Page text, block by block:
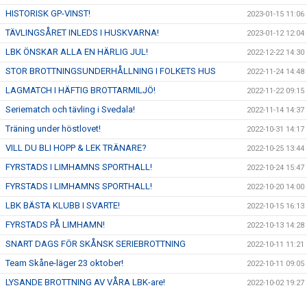
HISTORISK GP-VINST! 2023-01-15 11:06
TÄVLINGSÅRET INLEDS I HUSKVARNA! 2023-01-12 12:04
LBK ÖNSKAR ALLA EN HÄRLIG JUL! 2022-12-22 14:30
STOR BROTTNINGSUNDERHÅLLNING I FOLKETS HUS 2022-11-24 14:48
LAGMATCH I HÄFTIG BROTTARMILJÖ! 2022-11-22 09:15
Seriematch och tävling i Svedala! 2022-11-14 14:37
Träning under höstlovet! 2022-10-31 14:17
VILL DU BLI HOPP & LEK TRÄNARE? 2022-10-25 13:44
FYRSTADS I LIMHAMNS SPORTHALL! 2022-10-24 15:47
FYRSTADS I LIMHAMNS SPORTHALL! 2022-10-20 14:00
LBK BÄSTA KLUBB I SVARTE! 2022-10-15 16:13
FYRSTADS PÅ LIMHAMN! 2022-10-13 14:28
SNART DAGS FÖR SKÅNSK SERIEBROTTNING 2022-10-11 11:21
Team Skåne-läger 23 oktober! 2022-10-11 09:05
LYSANDE BROTTNING AV VÅRA LBK-are! 2022-10-02 19:27